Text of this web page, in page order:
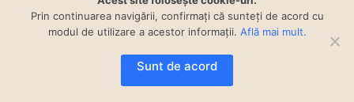
Copyright © 2023 Smart Proiect built and powered by
Prin continuarea navigării, confirmați că sunteți de acord cu
modul de utilizare a acestor informaţii. Află mai mult.
Sunt de acord